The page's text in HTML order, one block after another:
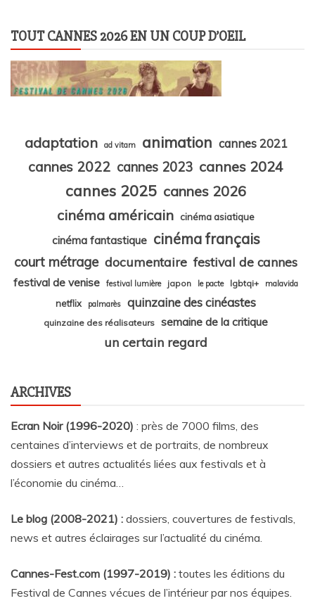
TOUT CANNES 2026 EN UN COUP D’OEIL
adaptation ad vitam animation cannes 2021
cannes 2022 cannes 2023 cannes 2024
cannes 2025 cannes 2026
cinéma américain
cinéma asiatique
cinéma fantastique cinéma français
court métrage documentaire festival de cannes
festival de venise festival lumière japon le pacte lgbtqi+ malavida
netflix palmarès quinzaine des cinéastes
quinzaine des réalisateurs semaine de la critique
un certain regard
ARCHIVES
Ecran Noir (1996-2020) : près de 7000 films, des
centaines d’interviews et de portraits, de nombreux
dossiers et autres actualités liées aux festivals et à
l’économie du cinéma…
Le blog (2008-2021) : dossiers, couvertures de festivals,
news et autres éclairages sur l’actualité du cinéma
Cannes-Fest.com (1997-2019) : toutes les éditions du
Festival de Cannes vécues de l’intérieur par nos équipes.